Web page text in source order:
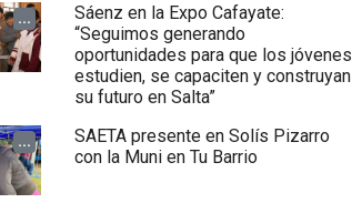
...
Sáenz en la Expo Cafayate:
“Seguimos generando
oportunidades para que los jóvenes
estudien, se capaciten y construyan
su futuro en Salta”
...
SAETA presente en Solís Pizarro
con la Muni en Tu Barrio